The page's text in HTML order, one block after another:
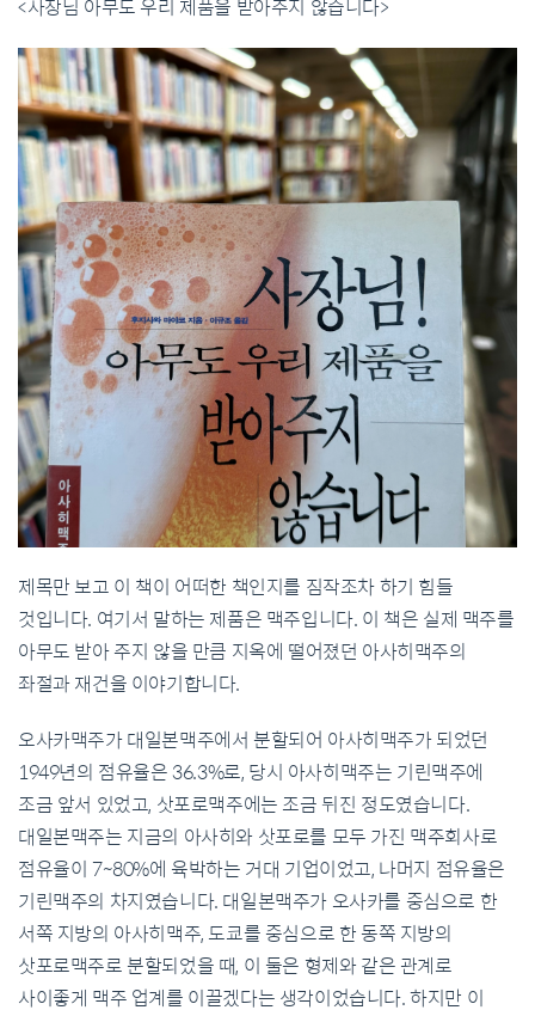
<사장님 아무도 우리 제품을 받아주지 않습니다>
제목만 보고 이 책이 어떠한 책인지를 짐작조차 하기 힘들
것입니다. 여기서 말하는 제품은 맥주입니다. 이 책은 실제 맥주를
아무도 받아 주지 않을 만큼 지옥에 떨어졌던 아사히맥주의
좌절과 재건을 이야기합니다.
오사카맥주가 대일본맥주에서 분할되어 아사히맥주가 되었던
1949년의 점유율은 36.3%로, 당시 아사히맥주는 기린맥주에
조금 앞서 있었고, 삿포로맥주에는 조금 뒤진 정도였습니다.
대일본맥주는 지금의 아사히와 삿포로를 모두 가진 맥주회사로
점유율이 7~80%에 육박하는 거대 기업이었고, 나머지 점유율은
기린맥주의 차지였습니다. 대일본맥주가 오사카를 중심으로 한
서쪽 지방의 아사히맥주, 도쿄를 중심으로 한 동쪽 지방의
삿포로맥주로 분할되었을 때, 이 둘은 형제와 같은 관계로
사이좋게 맥주 업계를 이끌겠다는 생각이었습니다. 하지만 이